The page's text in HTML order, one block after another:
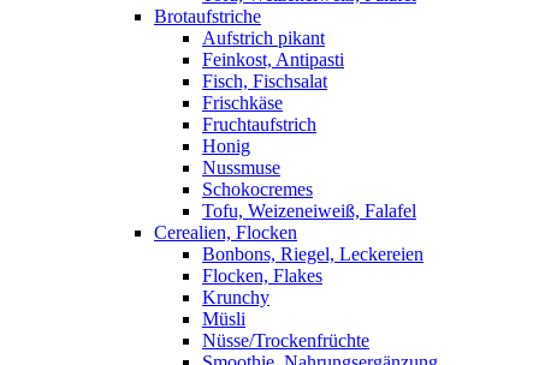
Brotaufstriche
Aufstrich pikant
Feinkost, Antipasti
Fisch, Fischsalat
Frischkäse
Fruchtaufstrich
Honig
Nussmuse
Schokocremes
Tofu, Weizeneiweiß, Falafel
Cerealien, Flocken
Bonbons, Riegel, Leckereien
Flocken, Flakes
Krunchy
Müsli
Nüsse/Trockenfrüchte